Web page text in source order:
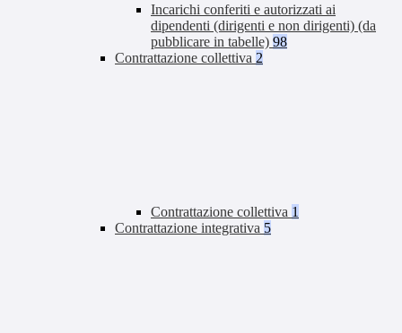
Incarichi conferiti e autorizzati ai
dipendenti (dirigenti e non dirigenti) (da
pubblicare in tabelle) 98
Contrattazione collettiva 2
Contrattazione collettiva 1
Contrattazione integrativa 5